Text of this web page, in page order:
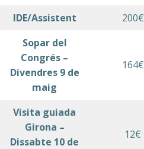
IDE/Assistent 200€
Sopar del
Congrés –
Divendres 9 de
maig
164€
Visita guiada
Girona –
Dissabte 10 de
12€